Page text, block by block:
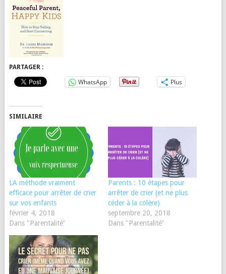
PARTAGER :
WhatsApp Plus
SIMILAIRE
LA méthode vraiment
efficace pour arrêter de crier
sur vos enfants
février 4, 2018
Dans "Parentalité"
Parents : 10 étapes pour
arrêter de crier (et ne plus
céder à la colère)
septembre 20, 2018
Dans "Parentalité"